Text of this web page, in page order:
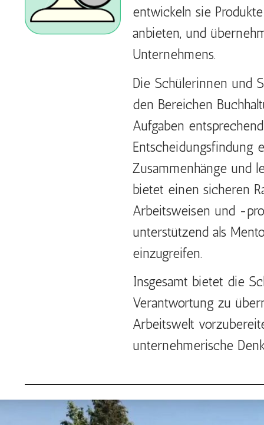
entwickeln sie
anbieten, und
Unternehmens.
Die Schülerinnen und
den Bereichen
Aufgaben
Entscheidungsfindung
Zusammenhänge und
bietet einen sicheren
Arbeitsweisen und -
unterstützend als
einzugreifen.
Insgesamt bietet die
Verantwortung zu
Arbeitswelt
unternehmerische